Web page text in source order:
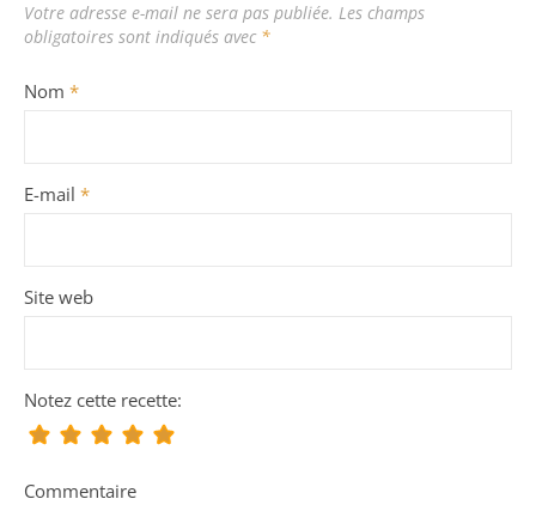
Votre adresse e-mail ne sera pas publiée. Les champs
obligatoires sont indiqués avec *
Nom *
E-mail *
Site web
Notez cette recette:
Commentaire